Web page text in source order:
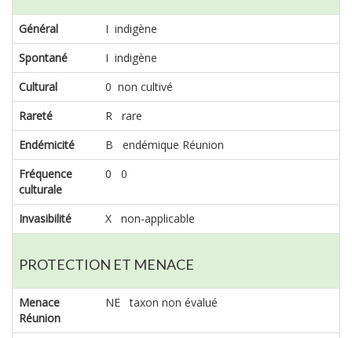
Général
I indigène
Spontané
I indigène
Cultural
0 non cultivé
Rareté
R rare
Endémicité
B endémique Réunion
Fréquence
culturale
0 0
Invasibilité X non-applicable
PROTECTION ET MENACE
Menace
Réunion
NE taxon non évalué